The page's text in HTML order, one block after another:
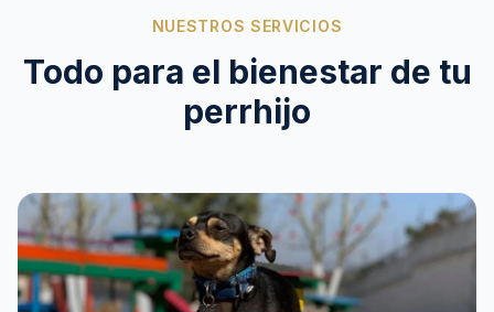
NUESTROS SERVICIOS
Todo para el bienestar de tu
perrhijo